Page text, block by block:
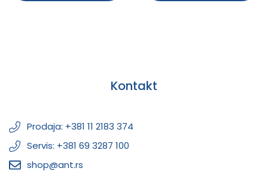
Kontakt
Prodaja: +381 11 2183 374
Servis: +381 69 3287 100
shop@ant.rs